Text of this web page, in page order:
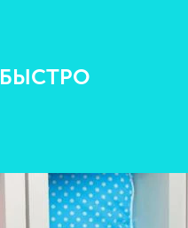
БЫСТРО